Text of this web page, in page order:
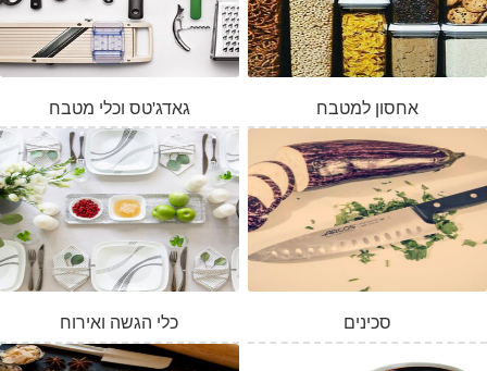
גאדג'טס וכלי מטבח אחסון למטבח
כלי הגשה ואירוח סכינים